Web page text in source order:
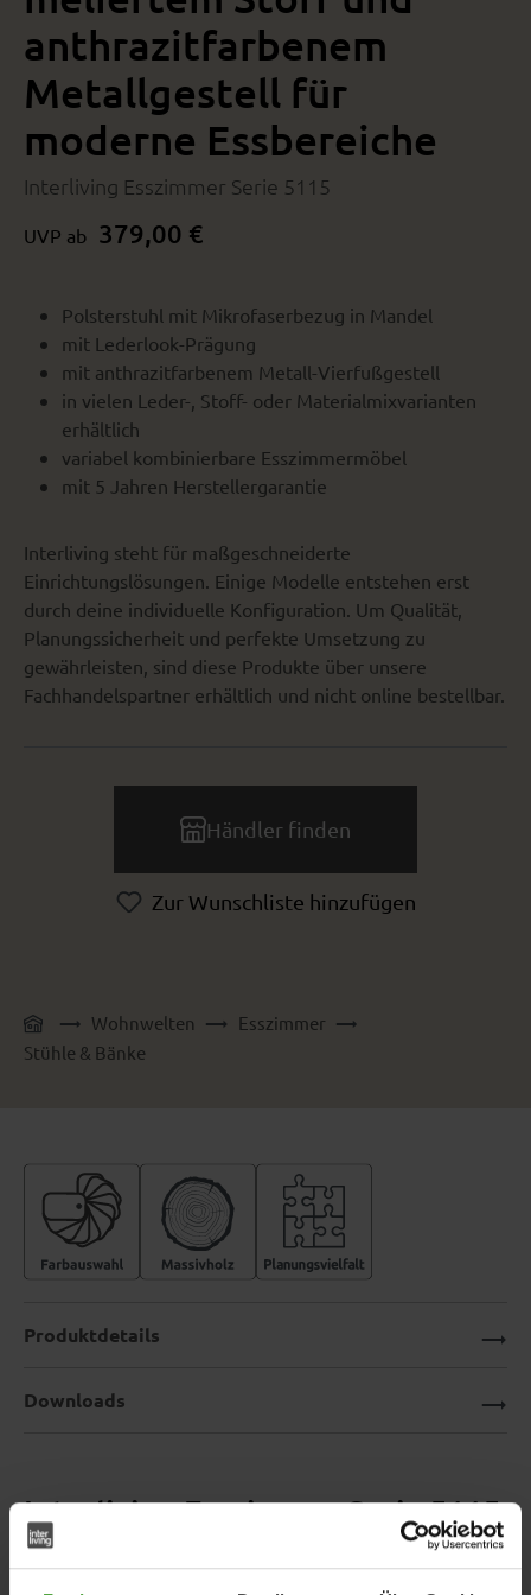
anthrazitfarbenem
Metallgestell für
moderne Essbereiche
Interliving Esszimmer Serie 5115
UVP ab 379,00 €
Polsterstuhl mit Mikrofaserbezug in Mandel
mit Lederlook-Prägung
mit anthrazitfarbenem Metall-Vierfußgestell
in vielen Leder-, Stoff- oder Materialmixvarianten
erhältlich
variabel kombinierbare Esszimmermöbel
mit 5 Jahren Herstellergarantie
Interliving steht für maßgeschneiderte
Einrichtungslösungen. Einige Modelle entstehen erst
durch deine individuelle Konfiguration. Um Qualität,
Planungssicherheit und perfekte Umsetzung zu
gewährleisten, sind diese Produkte über unsere
Fachhandelspartner erhältlich und nicht online bestellbar.
Händler finden
Zur Wunschliste hinzufügen
Wohnwelten
Esszimmer
Stühle & Bänke
Interliving Esszimmer Serie 5115
– Vierfußstuhl mit Stoffbezug
Produktdetails
Downloads